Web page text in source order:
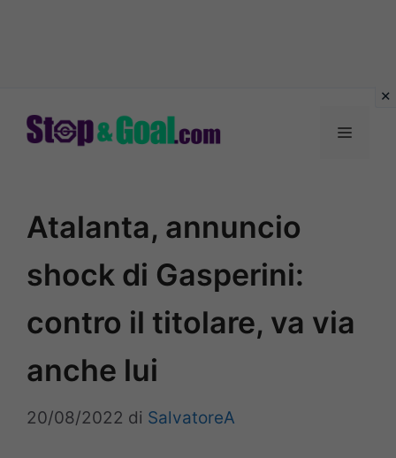
Menu
Atalanta, annuncio
shock di Gasperini:
contro il titolare, va via
anche lui
20/08/2022 di SalvatoreA